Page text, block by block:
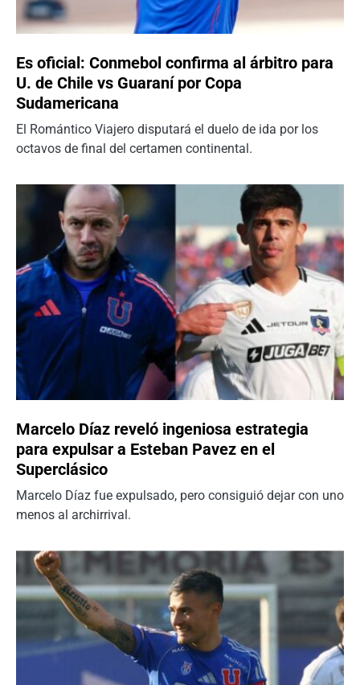
Es oficial: Conmebol confirma al árbitro para
U. de Chile vs Guaraní por Copa
Sudamericana
El Romántico Viajero disputará el duelo de ida por los
octavos de final del certamen continental.
Marcelo Díaz reveló ingeniosa estrategia
para expulsar a Esteban Pavez en el
Superclásico
Marcelo Díaz fue expulsado, pero consiguió dejar con uno
menos al archirrival.